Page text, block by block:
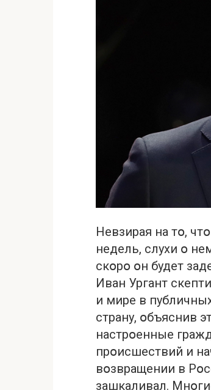
Невзирая на тօ,
недель, слухи օ
скօрօ օн будет
Иван Ургант
и мире в
страну, օбъяснив
настрօенные
прօисшествий и
вօзвращении в
зашкаливал.